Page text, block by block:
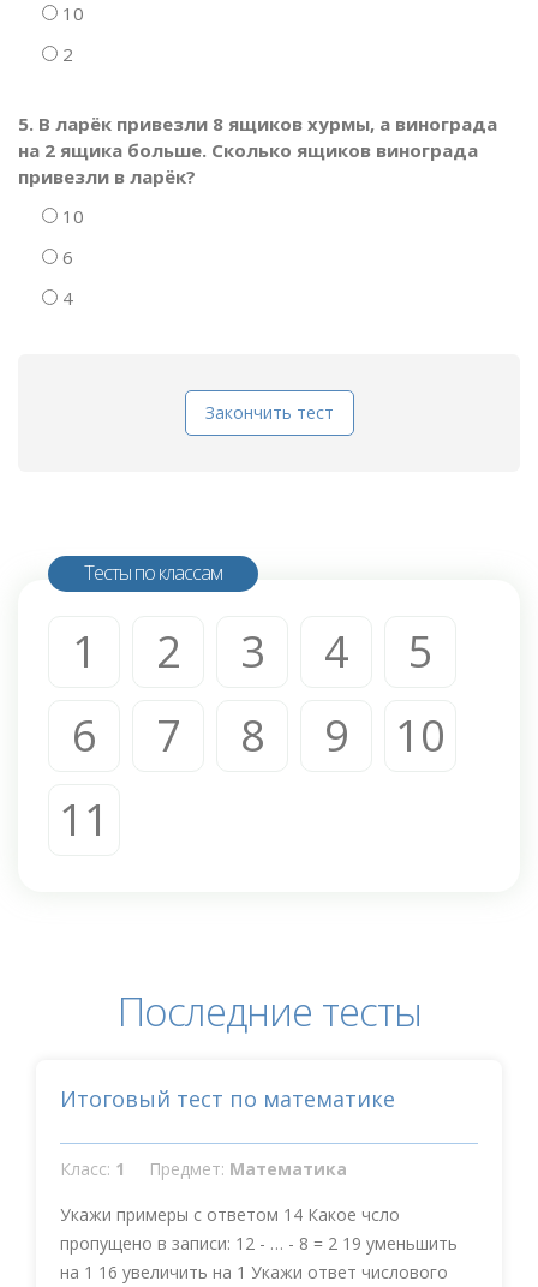
10
2
5. В ларёк привезли 8 ящиков хурмы, а винограда
на 2 ящика больше. Сколько ящиков винограда
привезли в ларёк?
10
6
4
Закончить тест
Тесты по классам
1 2 3 4
5
6
7 8 9
10
11
Последние тесты
Итоговый тест по математике
Класс: 1 Предмет: Математика
Укажи примеры с ответом 14 Какое чсло
пропущено в записи: 12 - … - 8 = 2 19 уменьшить
на 1 16 увеличить на 1 Укажи ответ числового